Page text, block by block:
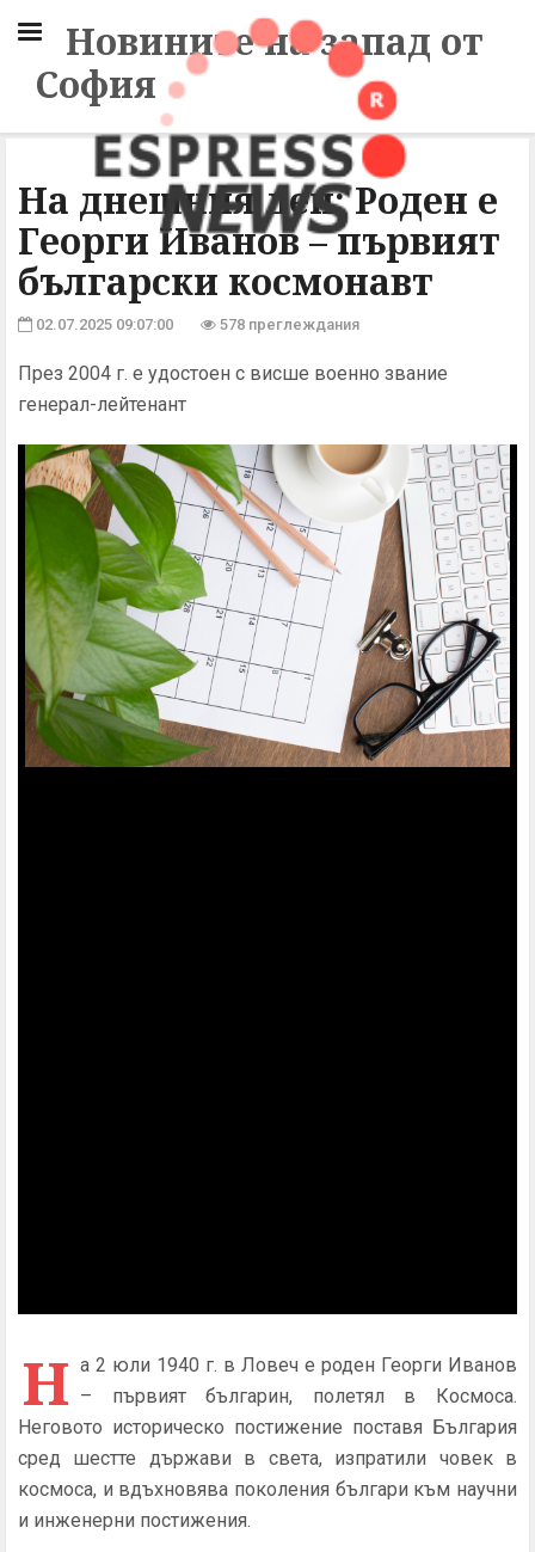
Новините на запад от
София
На днешния ден: Роден е
Георги Иванов – първият
български космонавт
02.07.2025 09:07:00 578 преглеждания
През 2004 г. е удостоен с висше военно звание
генерал-лейтенант
Н а 2 юли 1940 г. в Ловеч е роден Георги Иванов
– първият българин, полетял в Космоса.
Неговото историческо постижение поставя България
сред шестте държави в света, изпратили човек в
космоса, и вдъхновява поколения българи към научни
и инженерни постижения.